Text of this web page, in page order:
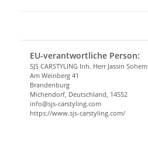
EU-verantwortliche Person:
SJS CARSTYLING Inh. Herr Jassin Sohem
Am Weinberg 41
Brandenburg
Michendorf, Deutschland, 14552
info@sjs-carstyling.com
https://www.sjs-carstyling.com/